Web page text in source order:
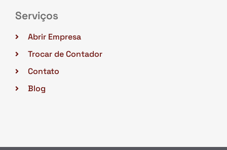
Serviços
Abrir Empresa
Trocar de Contador
Contato
Blog